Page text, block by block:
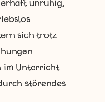
sich trotz
im Unterricht
störendes